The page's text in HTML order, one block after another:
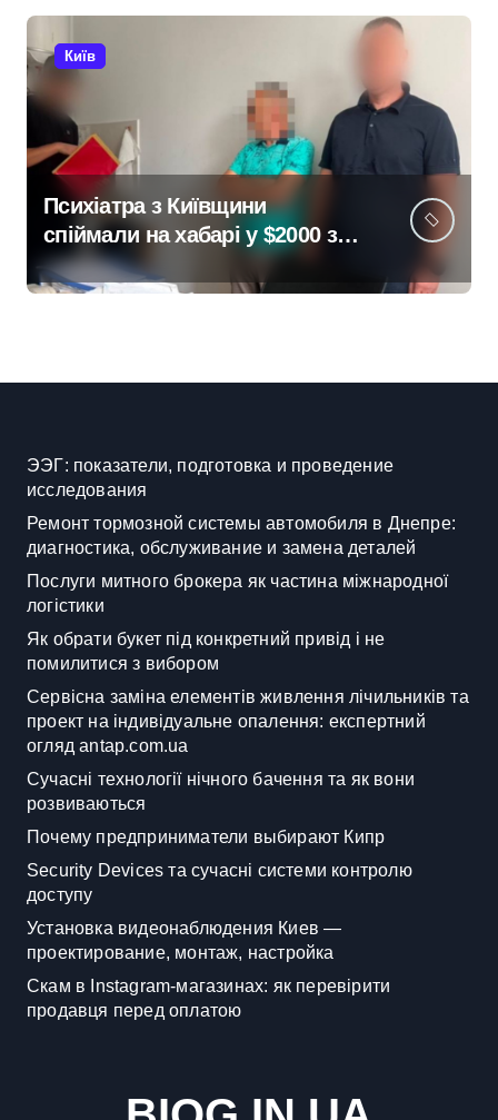
Київ
Психіатра з Київщини
спіймали на хабарі у $2000 за
ненастоящий діагноз
ЭЭГ: показатели, подготовка и проведение
исследования
Ремонт тормозной системы автомобиля в Днепре:
диагностика, обслуживание и замена деталей
Послуги митного брокера як частина міжнародної
логістики
Як обрати букет під конкретний привід і не
помилитися з вибором
Сервісна заміна елементів живлення лічильників та
проект на індивідуальне опалення: експертний
огляд antap.com.ua
Сучасні технології нічного бачення та як вони
розвиваються
Почему предприниматели выбирают Кипр
Security Devices та сучасні системи контролю
доступу
Установка видеонаблюдения Киев —
проектирование, монтаж, настройка
Скам в Instagram-магазинах: як перевірити
продавця перед оплатою